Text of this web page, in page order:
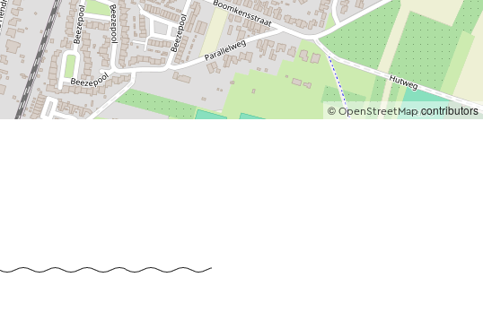
© OpenStreetMapcontributors